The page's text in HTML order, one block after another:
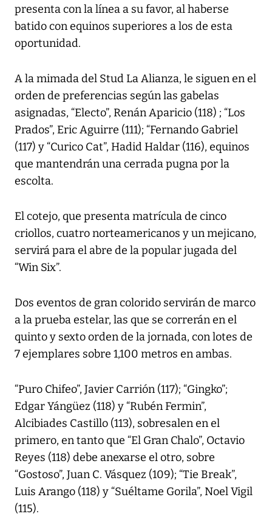
presenta con la línea a su favor, al haberse
batido con equinos superiores a los de esta
oportunidad.
A la mimada del Stud La Alianza, le siguen en el
orden de preferencias según las gabelas
asignadas, “Electo”, Renán Aparicio (118) ; “Los
Prados”, Eric Aguirre (111); “Fernando Gabriel
(117) y “Curico Cat”, Hadid Haldar (116), equinos
que mantendrán una cerrada pugna por la
escolta.
El cotejo, que presenta matrícula de cinco
criollos, cuatro norteamericanos y un mejicano,
servirá para el abre de la popular jugada del
“Win Six”.
Dos eventos de gran colorido servirán de marco
a la prueba estelar, las que se correrán en el
quinto y sexto orden de la jornada, con lotes de
7 ejemplares sobre 1,100 metros en ambas.
“Puro Chifeo”, Javier Carrión (117); “Gingko”;
Edgar Yángüez (118) y “Rubén Fermin”,
Alcibiades Castillo (113), sobresalen en el
primero, en tanto que “El Gran Chalo”, Octavio
Reyes (118) debe anexarse el otro, sobre
“Gostoso”, Juan C. Vásquez (109); “Tie Break”,
Luis Arango (118) y “Suéltame Gorila”, Noel Vigil
(115).